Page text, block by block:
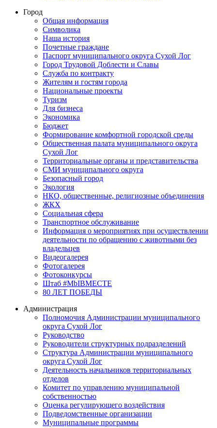
Город
Общая информация
Символика
Наша история
Почетные граждане
Паспорт муниципального округа Сухой Лог
Город Трудовой Доблести и Славы
Служба по контракту
Жителям и гостям города
Национальные проекты
Туризм
Для бизнеса
Экономика
Бюджет
Формирование комфортной городской среды
Общественная палата муниципального округа
Сухой Лог
Территориальные органы и представительства
СМИ муниципального округа
Безопасный город
Экология
НКО, общественные, религиозные объединения
ЖКХ
Социальная сфера
Транспортное обслуживание
Информация о мероприятиях при осуществлении
деятельности по обращению с животными без
владельцев
Видеогалерея
Фотогалерея
Фотоконкурсы
Штаб #MbIBMECTE
80 ЛЕТ ПОБЕДЫ
Администрация
Полномочия Администрации муниципального
округа Сухой Лог
Руководство
Руководители структурных подразделений
Структура Администрации муниципального
округа Сухой Лог
Деятельность начальников территориальных
отделов
Комитет по управлению муниципальной
собственностью
Оценка регулирующего воздействия
Подведомственные организации
Муниципальные программы